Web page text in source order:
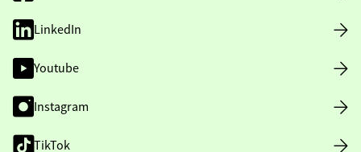
LinkedIn
Youtube
Instagram
TikTok